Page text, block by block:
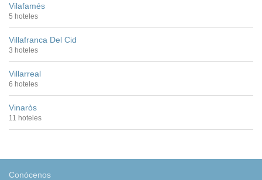
Vilafamés
5 hoteles
Villafranca Del Cid
3 hoteles
Villarreal
6 hoteles
Vinaròs
11 hoteles
Conócenos